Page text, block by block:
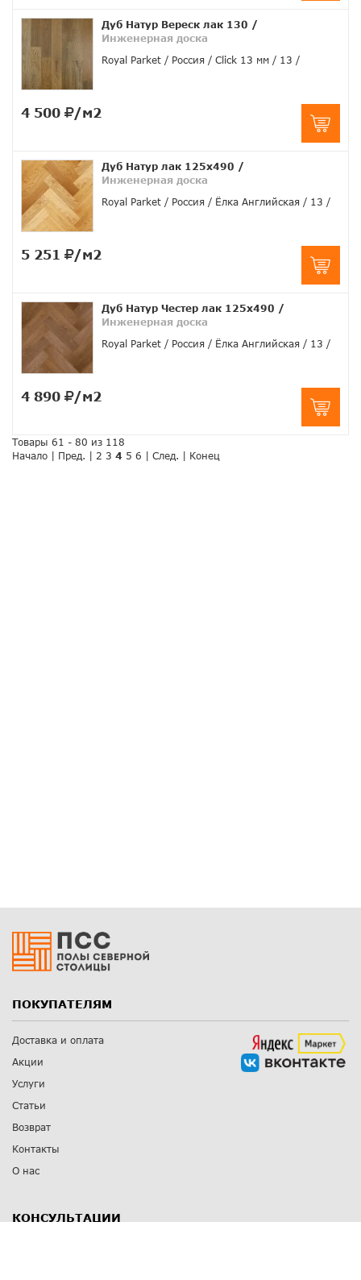
Дуб Натур Вереск лак 130 /
Инженерная доска
Royal Parket
Россия Click 13 мм 13
4 500 /м2
Дуб Натур лак 125х490 /
Инженерная доска
Royal Parket
Россия Ёлка Английская 13
5 251 /м2
Дуб Натур Честер лак 125х490 /
Инженерная доска
Royal Parket
Россия Ёлка Английская 13
4 890 /м2
Товары 61 - 80 из 118
Начало
Пред. 2 3 4 5 6 След. Конец
ПОКУПАТЕЛЯМ
Доставка и оплата
Акции
Услуги
Статьи
Возврат
Контакты
О нас
КОНСУЛЬТАЦИИ